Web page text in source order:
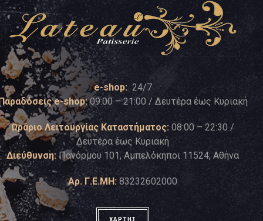
e-shop: 24/7
e-shop:09:00 – 21:00 / Δευτέρα έως Κυριακή
Ωράριο Λειτουργίας Καταστήματος: 08:00 – 22:30 /
Δευτέρα έως Κυριακή
Διεύθυνση: Πανόρμου 101, Αμπελόκηποι 11524, Αθήνα
Αρ. Γ.Ε.ΜΗ: 83232602000
ΧΑΡΤΗΣ